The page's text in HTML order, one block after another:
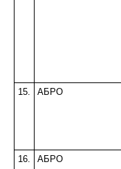
15.
АБРО
16.
АБРО